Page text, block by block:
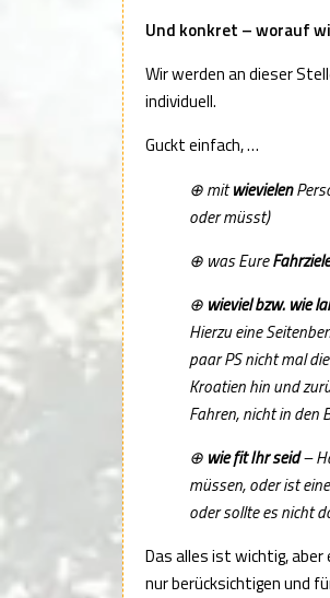
Und konkret – worauf
Wir werden an dieser
individuell.
Guckt einfach, …
⊕ mitwievielen
oder müsst)
⊕ was EureFahrziele
⊕ wieviel bzw. wie
Hierzu eine
paar PS nicht mal
Kroatien hin und
Fahren, nicht in den
⊕ wie fit Ihr seid–
müssen, oder ist
oder sollte es nicht
Das alles ist wichtig,
nur berücksichtigen und